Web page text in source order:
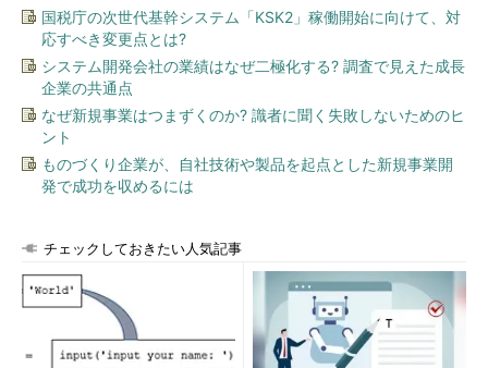
国税庁の次世代基幹システム「KSK2」稼働開始に向けて、対
応すべき変更点とは?
システム開発会社の業績はなぜ二極化する? 調査で見えた成長
企業の共通点
なぜ新規事業はつまずくのか? 識者に聞く失敗しないためのヒ
ント
ものづくり企業が、自社技術や製品を起点とした新規事業開
発で成功を収めるには
チェックしておきたい人気記事